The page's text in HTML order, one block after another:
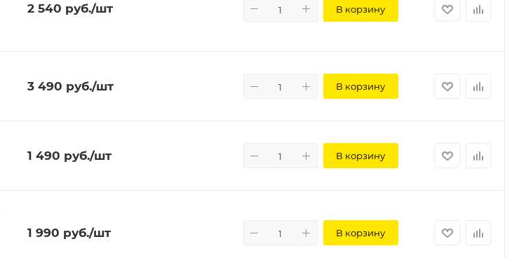
2 540 руб./шт В корзину
3 490 руб./шт В корзину
1 490 руб./шт В корзину
1 990 руб./шт В корзину